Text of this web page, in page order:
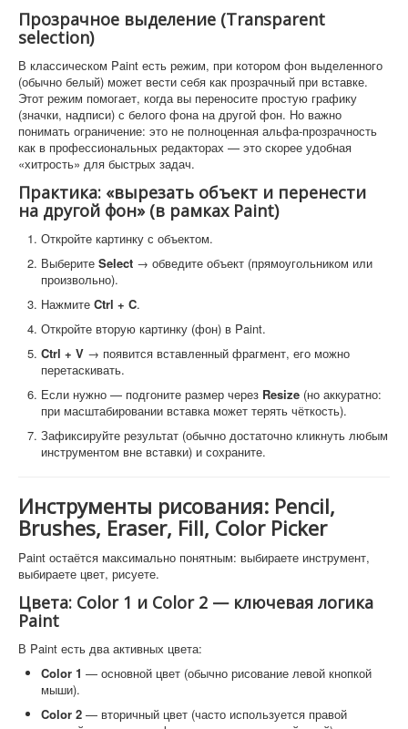
Прозрачное выделение (Transparent
selection)
В классическом Paint есть режим, при котором фон выделенного
(обычно белый) может вести себя как прозрачный при вставке.
Этот режим помогает, когда вы переносите простую графику
(значки, надписи) с белого фона на другой фон. Но важно
понимать ограничение: это не полноценная альфа-прозрачность
как в профессиональных редакторах — это скорее удобная
«хитрость» для быстрых задач.
Практика: «вырезать объект и перенести
на другой фон» (в рамках Paint)
Откройте картинку с объектом.
Выберите Select → обведите объект (прямоугольником или
произвольно).
Нажмите Ctrl + C.
Откройте вторую картинку (фон) в Paint.
Ctrl + V → появится вставленный фрагмент, его можно
перетаскивать.
Если нужно — подгоните размер через Resize (но аккуратно:
при масштабировании вставка может терять чёткость).
Зафиксируйте результат (обычно достаточно кликнуть любым
инструментом вне вставки) и сохраните.
Инструменты рисования: Pencil,
Brushes, Eraser, Fill, Color Picker
Paint остаётся максимально понятным: выбираете инструмент,
выбираете цвет, рисуете.
Цвета: Color 1 и Color 2 — ключевая логика
Paint
В Paint есть два активных цвета:
Color 1 — основной цвет (обычно рисование левой кнопкой
мыши).
Color 2 — вторичный цвет (часто используется правой